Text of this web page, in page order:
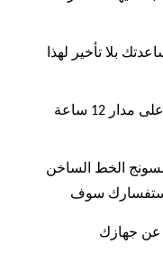
بلا تأخير لهذا
بفريق عمل صيانة ودود ومحترف يعمل على مدار 12 ساعة
الخط الساخن
سوف
عن جهازك